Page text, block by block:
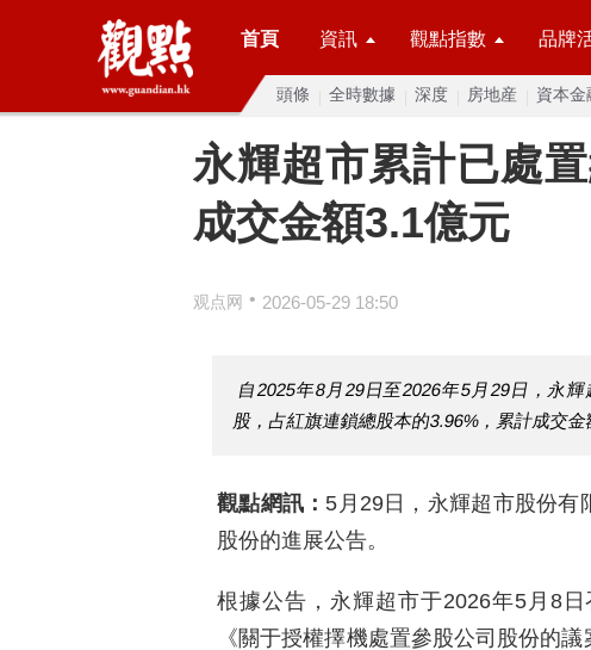
首頁 資訊 觀點指數 品牌
頭條 全時數據 深度 房地産 資本金
永輝超市累計已處
成交金額3.1億元
观点网 • 2026-05-29 18:50
自2025年8月29日至2026年5月29日，永
股，占紅旗連鎖總股本的3.96%，累計成交金
觀點網訊： 5月29日，永輝超市股份有
股份的進展公告。
根據公告，永輝超市于2026年5月8
《關于授權擇機處置參股公司股份的